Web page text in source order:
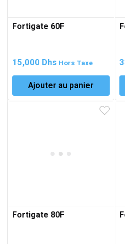
Fortigate 60F
15,000 Dhs Hors Taxe
Ajouter au panier
Fortigate 80F